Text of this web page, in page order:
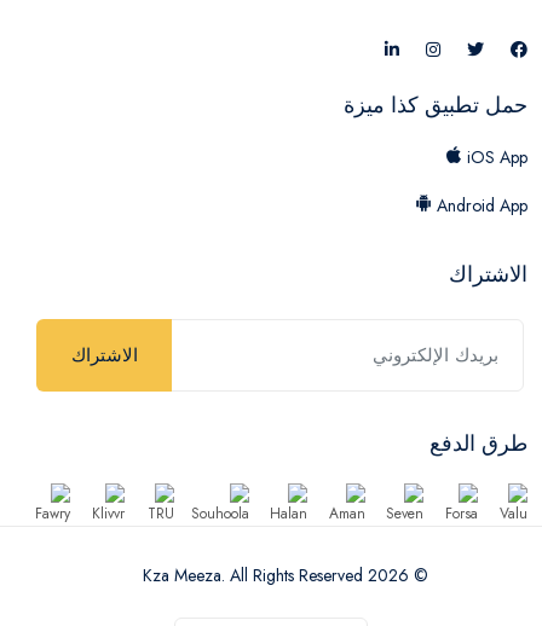
حمل تطبيق كذا ميزة
iOS App
Android App
الاشتراك
الاشتراك
طرق الدفع
© 2026 Kza Meeza. All Rights Reserved